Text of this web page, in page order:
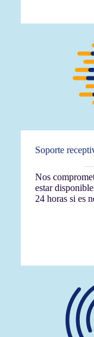
Soporte
Nos
estar
24 horas si es